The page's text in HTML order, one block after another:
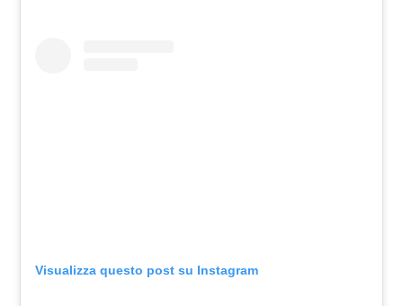
Visualizza questo post su Instagram